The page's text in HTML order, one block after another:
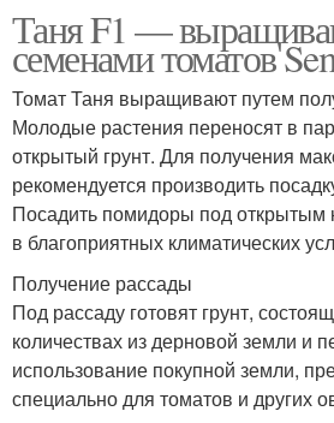
Таня F1 —
семенами томатов
Томат Таня выращивают путем
Молодые растения переносят в
открытый грунт. Для получения
рекомендуется производить
Посадить помидоры под открытым
в благоприятных климатических
Получение рассады
Под рассаду готовят грунт,
количествах из дерновой земли и
использование покупной земли,
специально для томатов и других